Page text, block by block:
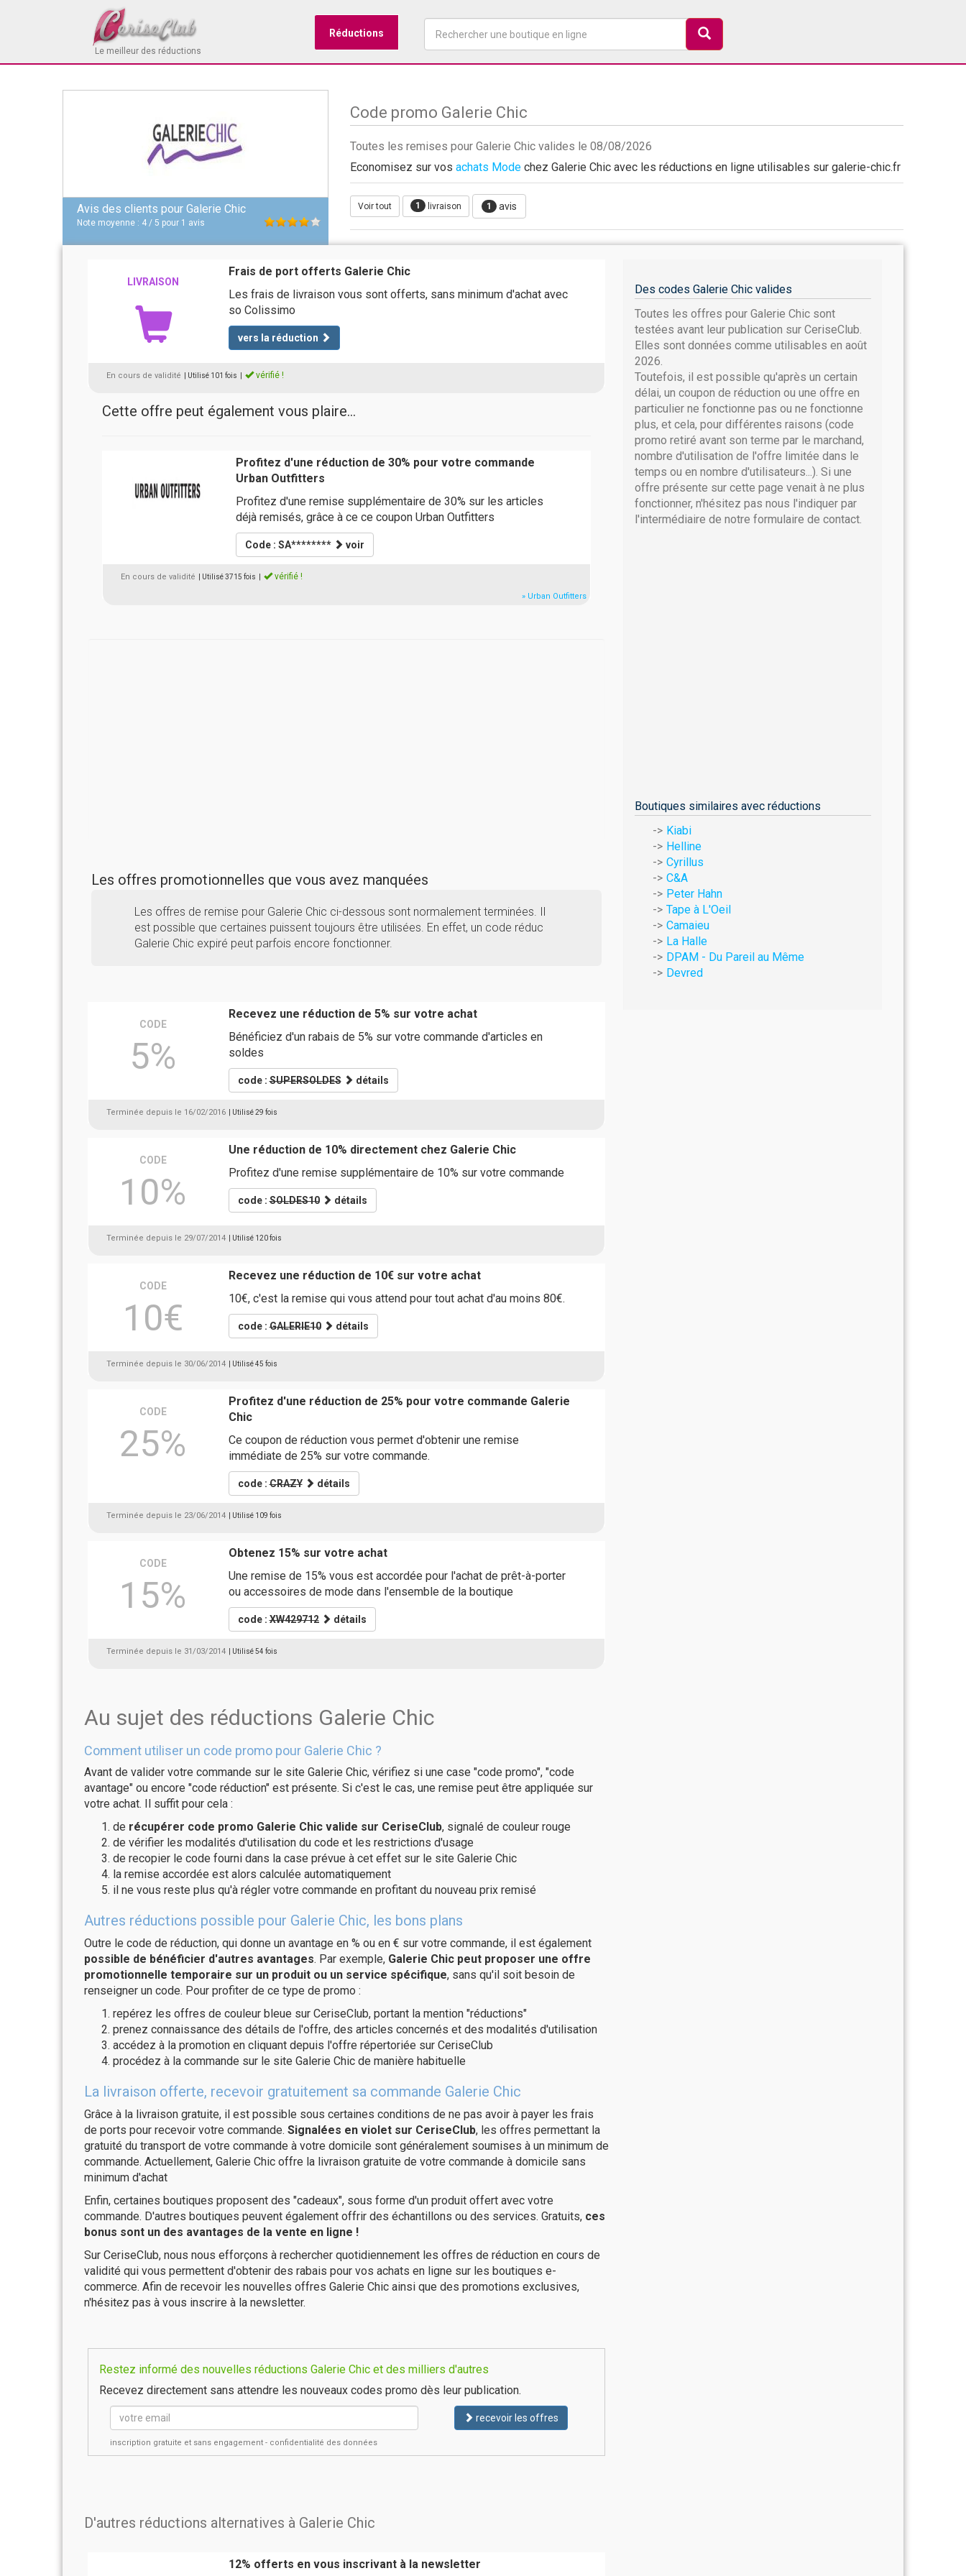
Le meilleur des réductions
Réductions
Avis des clients pour Galerie Chic
Note moyenne : 4 / 5 pour 1 avis
Code promo Galerie Chic
Toutes les remises pour Galerie Chic valides le 08/08/2026
Economisez sur vos achats Mode chez Galerie Chic avec les réductions en ligne utilisables sur galerie-chic.fr
Voir tout 1 livraison 1 avis
LIVRAISON
Frais de port offerts Galerie Chic
Les frais de livraison vous sont offerts, sans minimum d'achat avec
so Colissimo
vers la réduction
En cours de validité | Utilisé 101 fois vérifié !
Cette offre peut également vous plaire...
Profitez d'une réduction de 30% pour votre commande
Urban Outfitters
Profitez d'une remise supplémentaire de 30% sur les articles
déjà remisés, grâce à ce ce coupon Urban Outfitters
Code : SA******** voir
En cours de validité | Utilisé 3715 fois vérifié !
» Urban Outfitters
Les offres promotionnelles que vous avez manquées
Les offres de remise pour Galerie Chic ci-dessous sont normalement terminées. Il
est possible que certaines puissent toujours être utilisées. En effet, un code réduc
Galerie Chic expiré peut parfois encore fonctionner.
CODE
5%
Recevez une réduction de 5% sur votre achat
Bénéficiez d'un rabais de 5% sur votre commande d'articles en
soldes
code :SUPERSOLDES détails
Terminée depuis le 16/02/2016 | Utilisé 29 fois
CODE
10%
Une réduction de 10% directement chez Galerie Chic
Profitez d'une remise supplémentaire de 10% sur votre commande
code :SOLDES10 détails
Terminée depuis le 29/07/2014 | Utilisé 120 fois
CODE
10€
Recevez une réduction de 10€ sur votre achat
10€, c'est la remise qui vous attend pour tout achat d'au moins 80€.
code :GALERIE10 détails
Terminée depuis le 30/06/2014 | Utilisé 45 fois
CODE
25%
Profitez d'une réduction de 25% pour votre commande Galerie
Chic
Ce coupon de réduction vous permet d'obtenir une remise
immédiate de 25% sur votre commande.
code :CRAZY détails
Terminée depuis le 23/06/2014 | Utilisé 109 fois
CODE
15%
Obtenez 15% sur votre achat
Une remise de 15% vous est accordée pour l'achat de prêt-à-porter
ou accessoires de mode dans l'ensemble de la boutique
code :XW429712 détails
Terminée depuis le 31/03/2014 | Utilisé 54 fois
Au sujet des réductions Galerie Chic
Comment utiliser un code promo pour Galerie Chic ?
Avant de valider votre commande sur le site Galerie Chic, vérifiez si une case "code promo", "code
avantage" ou encore "code réduction" est présente. Si c'est le cas, une remise peut être appliquée sur
votre achat. Il suffit pour cela :
de récupérer code promo Galerie Chic valide sur CeriseClub, signalé de couleur rouge
de vérifier les modalités d'utilisation du code et les restrictions d'usage
de recopier le code fourni dans la case prévue à cet effet sur le site Galerie Chic
la remise accordée est alors calculée automatiquement
il ne vous reste plus qu'à régler votre commande en profitant du nouveau prix remisé
Autres réductions possible pour Galerie Chic, les bons plans
Outre le code de réduction, qui donne un avantage en % ou en € sur votre commande, il est également
possible de bénéficier d'autres avantages. Par exemple, Galerie Chic peut proposer une offre
promotionnelle temporaire sur un produit ou un service spécifique, sans qu'il soit besoin de
renseigner un code. Pour profiter de ce type de promo :
repérez les offres de couleur bleue sur CeriseClub, portant la mention "réductions"
prenez connaissance des détails de l'offre, des articles concernés et des modalités d'utilisation
accédez à la promotion en cliquant depuis l'offre répertoriée sur CeriseClub
procédez à la commande sur le site Galerie Chic de manière habituelle
La livraison offerte, recevoir gratuitement sa commande Galerie Chic
Grâce à la livraison gratuite, il est possible sous certaines conditions de ne pas avoir à payer les frais
de ports pour recevoir votre commande. Signalées en violet sur CeriseClub, les offres permettant la
gratuité du transport de votre commande à votre domicile sont généralement soumises à un minimum de
commande. Actuellement, Galerie Chic offre la livraison gratuite de votre commande à domicile sans
minimum d'achat
Enfin, certaines boutiques proposent des "cadeaux", sous forme d'un produit offert avec votre
commande. D'autres boutiques peuvent également offrir des échantillons ou des services. Gratuits, ces
bonus sont un des avantages de la vente en ligne !
Sur CeriseClub, nous nous efforçons à rechercher quotidiennement les offres de réduction en cours de
validité qui vous permettent d'obtenir des rabais pour vos achats en ligne sur les boutiques e-
commerce. Afin de recevoir les nouvelles offres Galerie Chic ainsi que des promotions exclusives,
n'hésitez pas à vous inscrire à la newsletter.
Restez informé des nouvelles réductions Galerie Chic et des milliers d'autres
Recevez directement sans attendre les nouveaux codes promo dès leur publication.
recevoir les offres
inscription gratuite et sans engagement - confidentialité des données
D'autres réductions alternatives à Galerie Chic
12% offerts en vous inscrivant à la newsletter
Des codes Galerie Chic valides
Toutes les offres pour Galerie Chic sont
testées avant leur publication sur CeriseClub.
Elles sont données comme utilisables en août
2026.
Toutefois, il est possible qu'après un certain
délai, un coupon de réduction ou une offre en
particulier ne fonctionne pas ou ne fonctionne
plus, et cela, pour différentes raisons (code
promo retiré avant son terme par le marchand,
nombre d'utilisation de l'offre limitée dans le
temps ou en nombre d'utilisateurs...). Si une
offre présente sur cette page venait à ne plus
fonctionner, n'hésitez pas nous l'indiquer par
l'intermédiaire de notre formulaire de contact.
Boutiques similaires avec réductions
Kiabi
Helline
Cyrillus
C&A
Peter Hahn
Tape à L'Oeil
Camaieu
La Halle
DPAM - Du Pareil au Même
Devred